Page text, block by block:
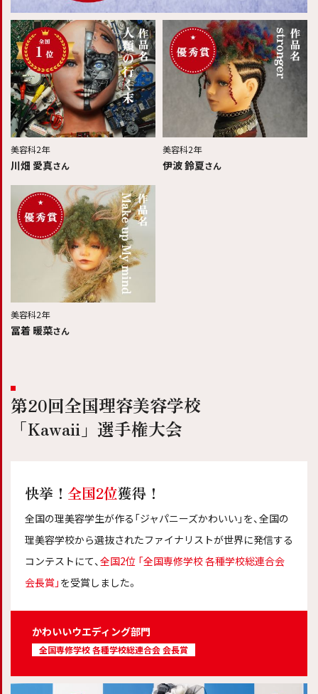
美容科2年
川畑 愛真さん
美容科2年
伊波 鈴夏さん
美容科2年
冨着 暖菜さん
第20回全国理容美容学校
「Kawaii」選手権大会
快挙！ 全国2位獲得！
全国の理美容学生が作る「ジャパニーズかわいい」を、全国の
理美容学校から選抜されたファイナリストが世界に発信する
コンテストにて、全国2位 「全国専修学校 各種学校総連合会
会長賞」 を受賞しました。
かわいいウエディング部門
全国専修学校 各種学校総連合会 会長賞